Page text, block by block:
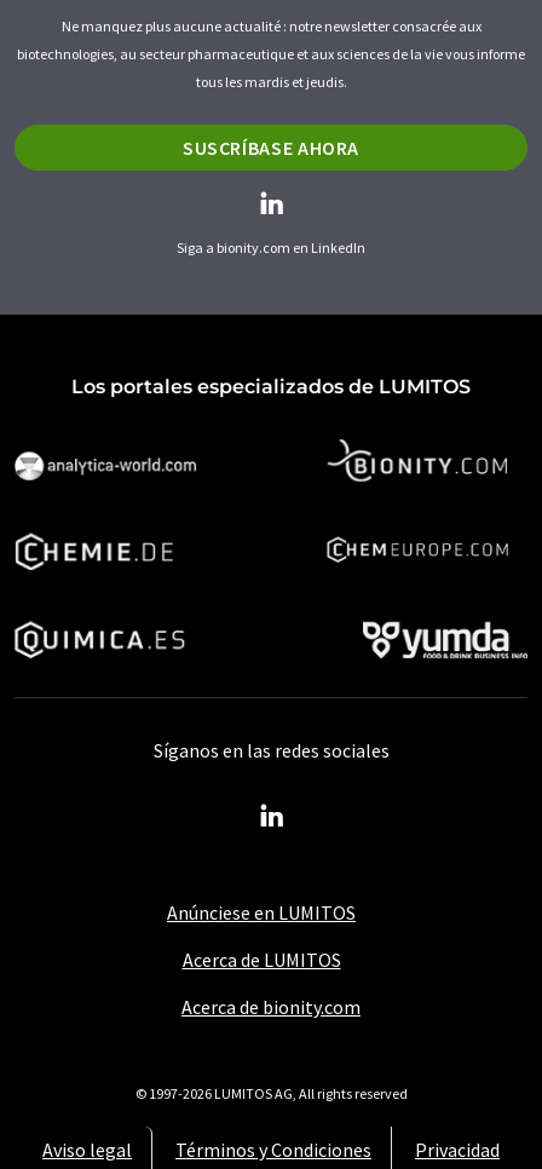
Ne manquez plus aucune actualité : notre newsletter consacrée aux
biotechnologies, au secteur pharmaceutique et aux sciences de la vie vous informe
tous les mardis et jeudis.
SUSCRÍBASE AHORA
Siga a bionity.com en LinkedIn
Los portales especializados de LUMITOS
Anúnciese en LUMITOS
Acerca de LUMITOS
Acerca de bionity.com
Aviso legal Términos y Condiciones Privacidad
Síganos en las redes sociales
© 1997-2026 LUMITOS AG, All rights reserved